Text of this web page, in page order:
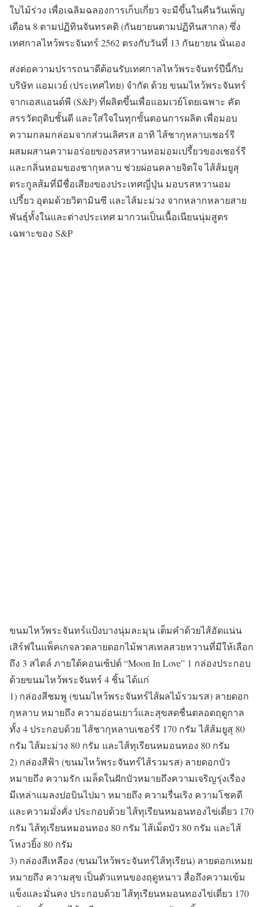
ใบไม้ร่วง เพื่อเฉลิมฉลองการเก็บเกี่ยว จะมีขึ้นในคืนวันเพ็ญ
เดือน 8 ตามปฏิทินจันทรคติ (กันยายนตามปฏิทินสากล) ซึ่ง
เทศกาลไหว้พระจันทร์ 2562 ตรงกับวันที่ 13 กันยายน นั่นเอง
ส่งต่อความปรารถนาดีต้อนรับเทศกาลไหว้พระจันทร์ปีนี้กับ
บริษัท แอมเวย์ (ประเทศไทย) จำกัด ด้วย ขนมไหว้พระจันทร์
จากเอสแอนด์พี (S&P) ที่ผลิตขึ้นเพื่อแอมเวย์โดยเฉพาะ คัด
สรรวัตถุดิบชั้นดี และใส่ใจในทุกขั้นตอนการผลิต เพื่อมอบ
ความกลมกล่อมจากส่วนเลิศรส อาทิ ไส้ชากุหลาบเชอร์รี
ผสมผสานความอร่อยของรสหวานหอมอมเปรี้ยวของเชอร์รี
และกลิ่นหอมของชากุหลาบ ช่วยผ่อนคลายจิตใจ ไส้ส้มยูสุ
ตระกูลส้มที่มีชื่อเสียงของประเทศญี่ปุ่น มอบรสหวานอม
เปรี้ยว อุดมด้วยวิตามินซี และไส้มะม่วง จากหลากหลายสาย
พันธุ์ทั้งในและต่างประเทศ มากวนเป็นเนื้อเนียนนุ่มสูตร
เฉพาะของ S&P
ขนมไหว้พระจันทร์แป้งบางนุ่มละมุน เต็มคำด้วยไส้อัดแน่น
เสิร์ฟในแพ็คเกจลวดลายดอกไม้พาสเทลสวยหวานที่มีให้เลือก
ถึง 3 สไตล์ ภายใต้คอนเซ้ปต์ “Moon In Love” 1 กล่องประกอบ
ด้วยขนมไหว้พระจันทร์ 4 ชิ้น ได้แก่
1) กล่องสีชมพู (ขนมไหว้พระจันทร์ไส้ผลไม้รวมรส) ลายดอก
กุหลาบ หมายถึง ความอ่อนเยาว์และสุขสดชื่นตลอดฤดูกาล
ทั้ง 4 ประกอบด้วย ไส้ชากุหลาบเชอร์รี 170 กรัม ไส้ส้มยูสุ 80
กรัม ไส้มะม่วง 80 กรัม และไส้ทุเรียนหมอนทอง 80 กรัม
2) กล่องสีฟ้า (ขนมไหว้พระจันทร์ไส้รวมรส) ลายดอกบัว
หมายถึง ความรัก เมล็ดในฝักบัวหมายถึงความเจริญรุ่งเรือง
มีเหล่าแมลงปอบินไปมา หมายถึง ความรื่นเริง ความโชคดี
และความมั่งคั่ง ประกอบด้วย ไส้ทุเรียนหมอนทองไข่เดี่ยว 170
กรัม ไส้ทุเรียนหมอนทอง 80 กรัม ไส้เม็ดบัว 80 กรัม และไส้
โหงวยิ้ง 80 กรัม
3) กล่องสีเหลือง (ขนมไหว้พระจันทร์ไส้ทุเรียน) ลายดอกเหมย
หมายถึง ความสุข เป็นตัวแทนของฤดูหนาว สื่อถึงความเข้ม
แข็งและมั่นคง ประกอบด้วย ไส้ทุเรียนหมอนทองไข่เดี่ยว 170